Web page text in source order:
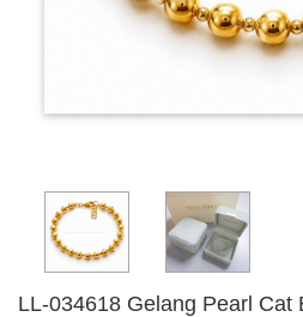
LL-034618 Gelang Pearl Cat